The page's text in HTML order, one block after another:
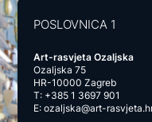
POSLOVNICA 1
Art-rasvjeta Ozaljska
Ozaljska 75
HR-10000 Zagreb
T: +385 1 3697 901
E:ozaljska@art-